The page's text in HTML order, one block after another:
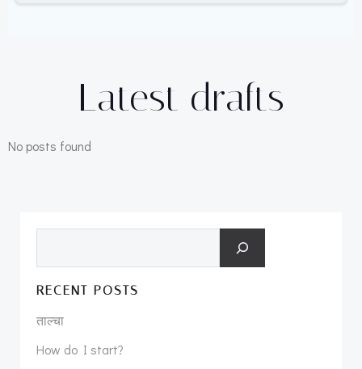
Latest drafts
No posts found
RECENT POSTS
ताल्चा
How do I start?